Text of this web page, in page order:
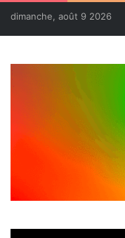
dimanche, août 9 2026